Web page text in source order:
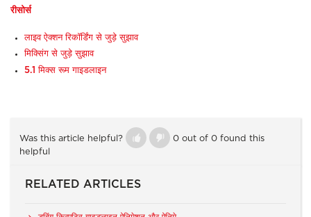
रीसोर्स
लाइव ऐक्शन रिकॉर्डिंग से जुड़े सुझाव
मिक्सिंग से जुड़े सुझाव
5.1 मिक्स रूम गाइडलाइन
Was this article helpful?
0 out of 0 found this
helpful
RELATED ARTICLES